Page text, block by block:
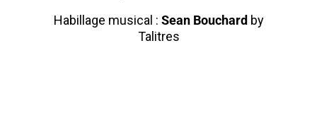
Habillage musical : Sean Bouchard by
Talitres